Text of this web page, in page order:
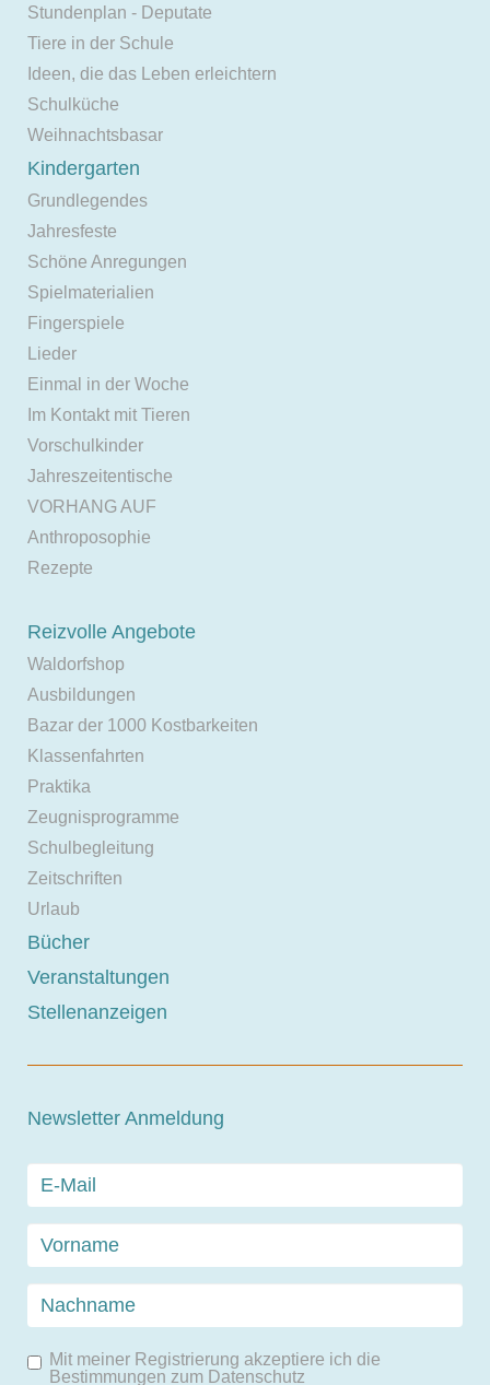
Stundenplan - Deputate
Tiere in der Schule
Ideen, die das Leben erleichtern
Schulküche
Weihnachtsbasar
Kindergarten
Grundlegendes
Jahresfeste
Schöne Anregungen
Spielmaterialien
Fingerspiele
Lieder
Einmal in der Woche
Im Kontakt mit Tieren
Vorschulkinder
Jahreszeitentische
VORHANG AUF
Anthroposophie
Rezepte
Reizvolle Angebote
Waldorfshop
Ausbildungen
Bazar der 1000 Kostbarkeiten
Klassenfahrten
Praktika
Zeugnisprogramme
Schulbegleitung
Zeitschriften
Urlaub
Bücher
Veranstaltungen
Stellenanzeigen
Newsletter Anmeldung
Mit meiner Registrierung akzeptiere ich die
Bestimmungen zum Datenschutz